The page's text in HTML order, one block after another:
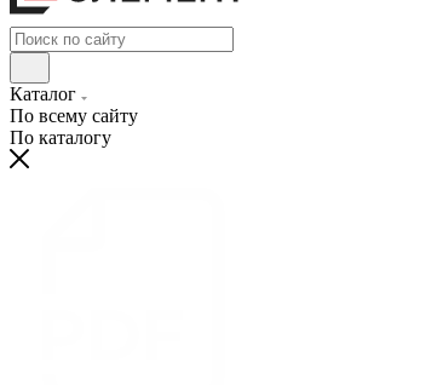
Каталог
По всему сайту
По каталогу